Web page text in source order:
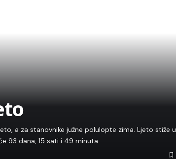
a za stanovnike južne polulopte zima. Ljeto stiže u
93 dana, 15 sati i 49 minuta.